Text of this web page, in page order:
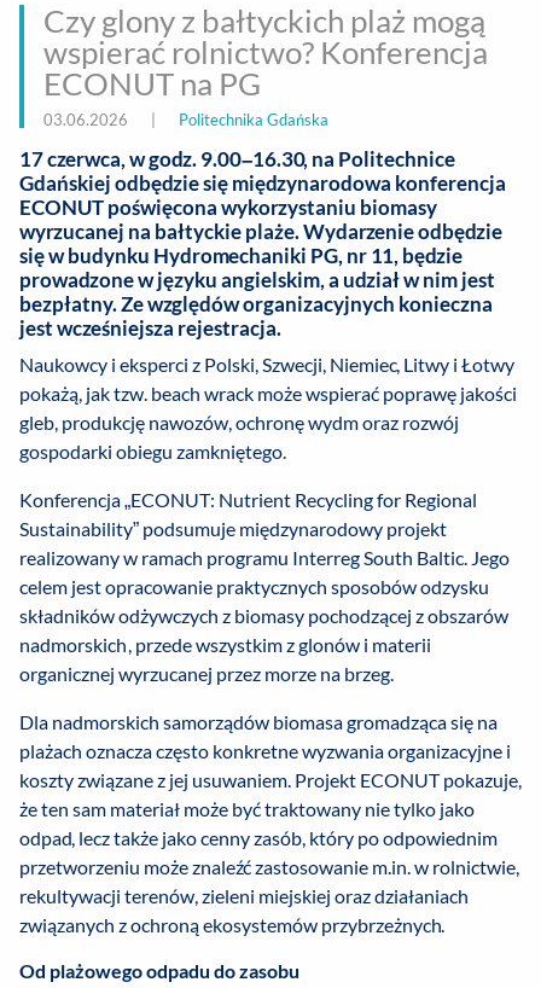
Czy glony z bałtyckich plaż mogą
wspierać rolnictwo? Konferencja
ECONUT na PG
03.06.2026 Politechnika Gdańska
17 czerwca, w godz. 9.00–16.30, na Politechnice
Gdańskiej odbędzie się międzynarodowa konferencja
ECONUT poświęcona wykorzystaniu biomasy
wyrzucanej na bałtyckie plaże. Wydarzenie odbędzie
się w budynku Hydromechaniki PG, nr 11, będzie
prowadzone w języku angielskim, a udział w nim jest
bezpłatny. Ze względów organizacyjnych konieczna
jest wcześniejsza rejestracja.
Naukowcy i eksperci z Polski, Szwecji, Niemiec, Litwy i Łotwy
pokażą, jak tzw. beach wrack może wspierać poprawę jakości
gleb, produkcję nawozów, ochronę wydm oraz rozwój
gospodarki obiegu zamkniętego.
Konferencja „ECONUT: Nutrient Recycling for Regional
Sustainability” podsumuje międzynarodowy projekt
realizowany w ramach programu Interreg South Baltic. Jego
celem jest opracowanie praktycznych sposobów odzysku
składników odżywczych z biomasy pochodzącej z obszarów
nadmorskich, przede wszystkim z glonów i materii
organicznej wyrzucanej przez morze na brzeg.
Dla nadmorskich samorządów biomasa gromadząca się na
plażach oznacza często konkretne wyzwania organizacyjne i
koszty związane z jej usuwaniem. Projekt ECONUT pokazuje,
że ten sam materiał może być traktowany nie tylko jako
odpad, lecz także jako cenny zasób, który po odpowiednim
przetworzeniu może znaleźć zastosowanie m.in. w rolnictwie,
rekultywacji terenów, zieleni miejskiej oraz działaniach
związanych z ochroną ekosystemów przybrzeżnych.
Od plażowego odpadu do zasobu